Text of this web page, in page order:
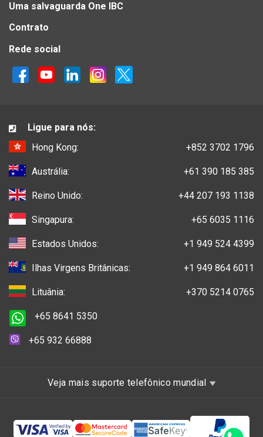
Uma salvaguarda One IBC
Contrato
Rede social
Ligue para nós:
Hong Kong:
+852 3702 1796
Austrália: +61 390 185 385
Reino Unido: +44 207 193 1138
Singapura: +65 6035 1116
Estados Unidos: +1 949 524 4399
Ilhas Virgens Britânicas: +1 949 864 6011
Lituânia: +370 5214 0765
+65 8641 5350
+65 932 66888
Veja mais suporte telefônico mundial